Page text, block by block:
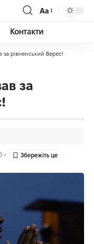
Аа
Контакти
за рівненський Верес!
за